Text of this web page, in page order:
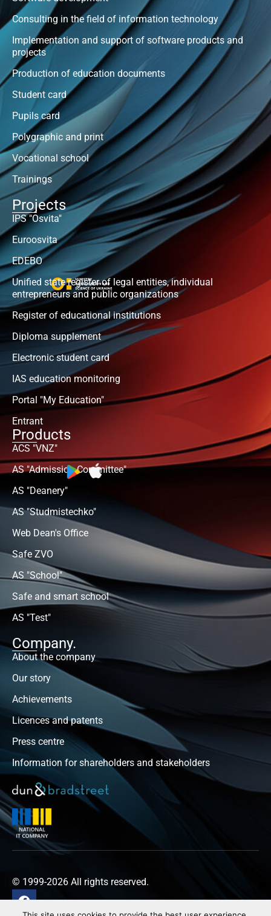
Consulting in the field of information technology
Implementation and support of software products and
projects
Production of education documents
Student card
Pupils card
Polygraphic and print
Vocational school
Trainings
Projects
IPS "Osvita"
Euroosvita
EDEBO
Unified state register of legal entities, individual
entrepreneurs and public organizations
Register of educational institutions
Diploma supplement
Electronic student card
IAS education monitoring
Portal "My Education"
Entrant
Products
ACS "VNZ"
AS "Admission Committee"
AS "Deanery"
AS "Studmistechko"
Web Dean's Office
Safe ZVO
AS "School"
Safe and smart school
AS "Test"
Company.
About the company
Our story
Achievements
Licences and patents
Press centre
Information for shareholders and stakeholders
© 1999-2026 All rights reserved.